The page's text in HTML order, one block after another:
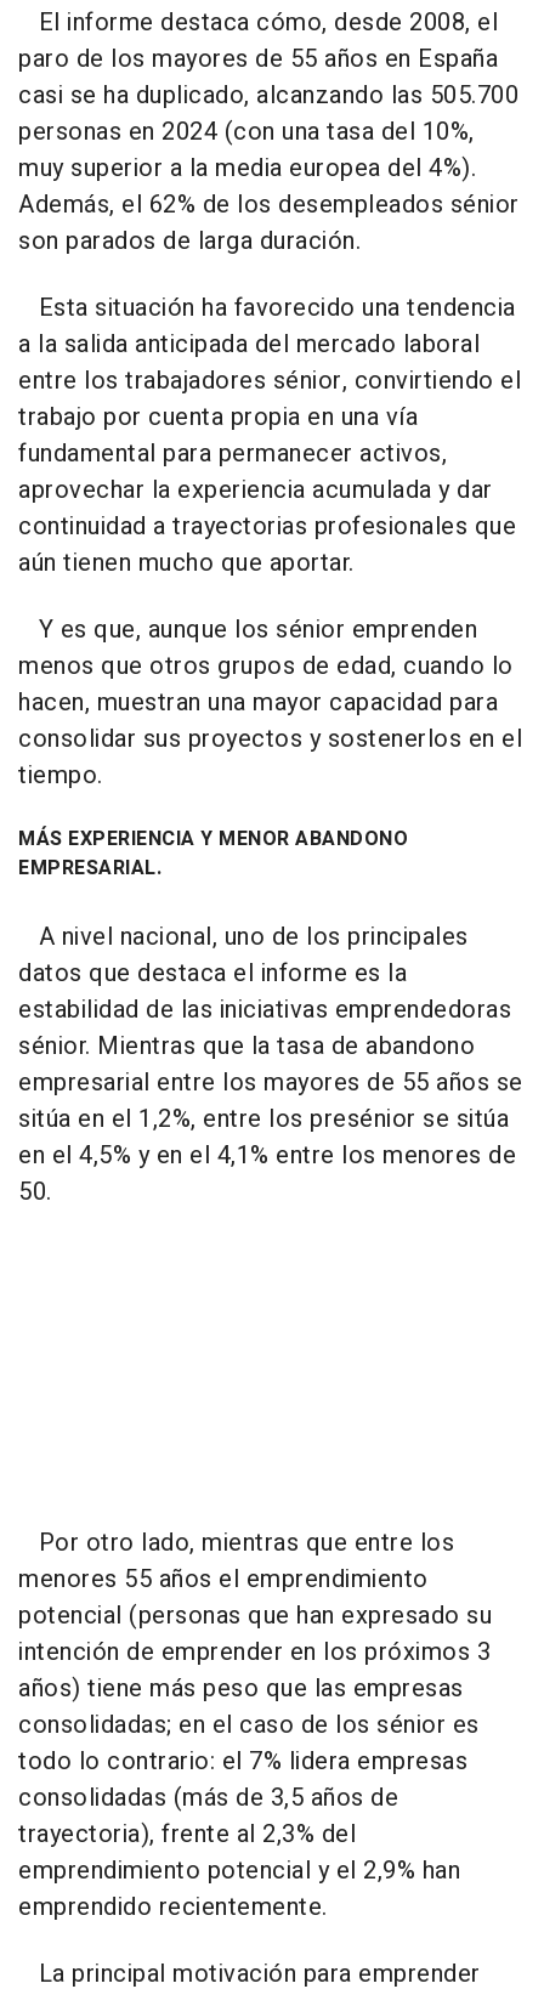
El informe destaca cómo, desde 2008, el
paro de los mayores de 55 años en España
casi se ha duplicado, alcanzando las 505.700
personas en 2024 (con una tasa del 10%,
muy superior a la media europea del 4%).
Además, el 62% de los desempleados sénior
son parados de larga duración.
Esta situación ha favorecido una tendencia
a la salida anticipada del mercado laboral
entre los trabajadores sénior, convirtiendo el
trabajo por cuenta propia en una vía
fundamental para permanecer activos,
aprovechar la experiencia acumulada y dar
continuidad a trayectorias profesionales que
aún tienen mucho que aportar.
Y es que, aunque los sénior emprenden
menos que otros grupos de edad, cuando lo
hacen, muestran una mayor capacidad para
consolidar sus proyectos y sostenerlos en el
tiempo.
MÁS EXPERIENCIA Y MENOR ABANDONO
EMPRESARIAL.
A nivel nacional, uno de los principales
datos que destaca el informe es la
estabilidad de las iniciativas emprendedoras
sénior. Mientras que la tasa de abandono
empresarial entre los mayores de 55 años se
sitúa en el 1,2%, entre los presénior se sitúa
en el 4,5% y en el 4,1% entre los menores de
50.
Por otro lado, mientras que entre los
menores 55 años el emprendimiento
potencial (personas que han expresado su
intención de emprender en los próximos 3
años) tiene más peso que las empresas
consolidadas; en el caso de los sénior es
todo lo contrario: el 7% lidera empresas
consolidadas (más de 3,5 años de
trayectoria), frente al 2,3% del
emprendimiento potencial y el 2,9% han
emprendido recientemente.
La principal motivación para emprender